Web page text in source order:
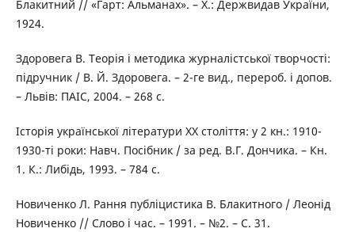
Блакитний // «Гарт: Альманах». – Х.: Держвидав України,
1924.
Здоровега В. Теорія і методика журналістської творчості:
підручник / В. Й. Здоровега. – 2-ге вид., перероб. і допов.
– Львів: ПАІС, 2004. – 268 с.
Історія української літератури XX століття: у 2 кн.: 1910-
1930-ті роки: Навч. Посібник / за ред. В.Г. Дончика. – Кн.
1. К.: Либідь, 1993. – 784 с.
Новиченко Л. Рання публіцистика В. Блакитного / Леонід
Новиченко // Слово і час. – 1991. – №2. – С. 31.